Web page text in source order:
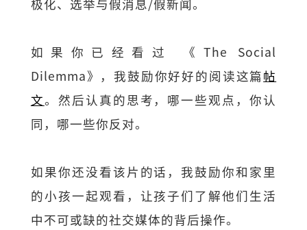
极化、选举与假消息/假新闻。
如果你已经看过 《The Social
Dilemma》，我鼓励你好好的阅读这篇帖
文。然后认真的思考，哪一些观点，你认
同，哪一些你反对。
如果你还没看该片的话，我鼓励你和家里
的小孩一起观看，让孩子们了解他们生活
中不可或缺的社交媒体的背后操作。